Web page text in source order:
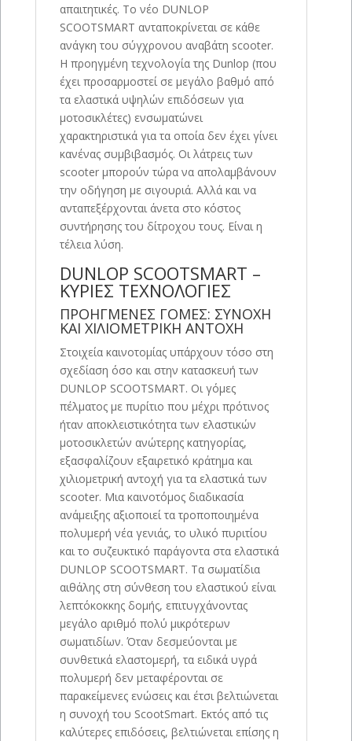
απαιτητικές. Το νέο DUNLOP
SCOOTSMART ανταποκρίνεται σε κάθε
ανάγκη του σύγχρονου αναβάτη scooter.
Η προηγμένη τεχνολογία της Dunlop (που
έχει προσαρμοστεί σε μεγάλο βαθμό από
τα ελαστικά υψηλών επιδόσεων για
μοτοσικλέτες) ενσωματώνει
χαρακτηριστικά για τα οποία δεν έχει γίνει
κανένας συμβιβασμός. Οι λάτρεις των
scooter μπορούν τώρα να απολαμβάνουν
την οδήγηση με σιγουριά. Αλλά και να
ανταπεξέρχονται άνετα στο κόστος
συντήρησης του δίτροχου τους. Είναι η
τέλεια λύση.
DUNLOP SCOOTSMART –
ΚΥΡΙΕΣ ΤΕΧΝΟΛΟΓΙΕΣ
ΠΡΟΗΓΜΕΝΕΣ ΓΟΜΕΣ: ΣΥΝΟΧΗ
ΚΑΙ ΧΙΛΙΟΜΕΤΡΙΚΗ ΑΝΤΟΧΗ
Στοιχεία καινοτομίας υπάρχουν τόσο στη
σχεδίαση όσο και στην κατασκευή των
DUNLOP SCOOTSMART. Οι γόμες
πέλματος με πυρίτιο που μέχρι πρότινος
ήταν αποκλειστικότητα των ελαστικών
μοτοσικλετών ανώτερης κατηγορίας,
εξασφαλίζουν εξαιρετικό κράτημα και
χιλιομετρική αντοχή για τα ελαστικά των
scooter. Μια καινοτόμος διαδικασία
ανάμειξης αξιοποιεί τα τροποποιημένα
πολυμερή νέα γενιάς, το υλικό πυριτίου
και το συζευκτικό παράγοντα στα ελαστικά
DUNLOP SCOOTSMART. Τα σωματίδια
αιθάλης στη σύνθεση του ελαστικού είναι
λεπτόκοκκης δομής, επιτυγχάνοντας
μεγάλο αριθμό πολύ μικρότερων
σωματιδίων. Όταν δεσμεύονται με
συνθετικά ελαστομερή, τα ειδικά υγρά
πολυμερή δεν μεταφέρονται σε
παρακείμενες ενώσεις και έτσι βελτιώνεται
η συνοχή του ScootSmart. Εκτός από τις
καλύτερες επιδόσεις, βελτιώνεται επίσης η